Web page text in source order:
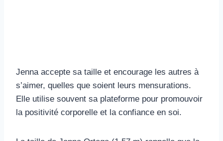
Jenna accepte sa taille et encourage les autres à
s’aimer, quelles que soient leurs mensurations.
Elle utilise souvent sa plateforme pour promouvoir
la positivité corporelle et la confiance en soi.